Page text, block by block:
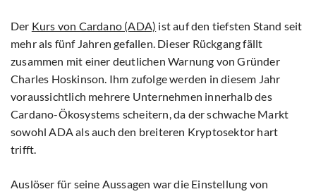
Der Kurs von Cardano (ADA) ist auf den tiefsten Stand seit
mehr als fünf Jahren gefallen. Dieser Rückgang fällt
zusammen mit einer deutlichen Warnung von Gründer
Charles Hoskinson. Ihm zufolge werden in diesem Jahr
voraussichtlich mehrere Unternehmen innerhalb des
Cardano-Ökosystems scheitern, da der schwache Markt
sowohl ADA als auch den breiteren Kryptosektor hart
trifft.
Auslöser für seine Aussagen war die Einstellung von